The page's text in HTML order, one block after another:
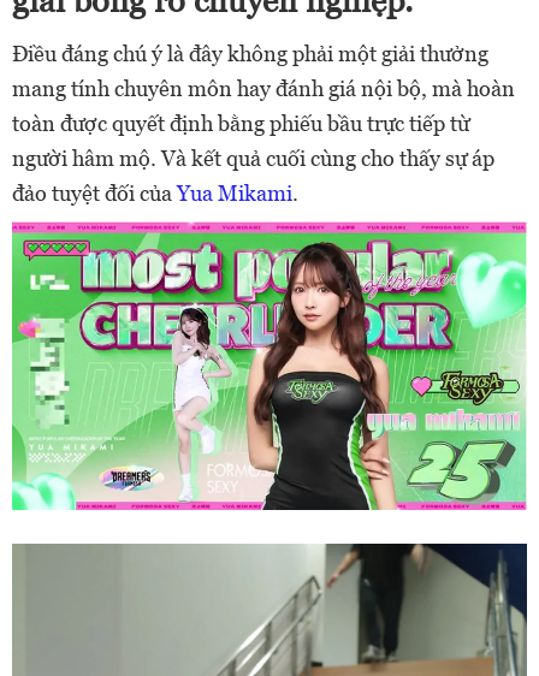
Điều đáng chú ý là đây không phải một giải thưởng
mang tính chuyên môn hay đánh giá nội bộ, mà hoàn
toàn được quyết định bằng phiếu bầu trực tiếp từ
người hâm mộ. Và kết quả cuối cùng cho thấy sự áp
đảo tuyệt đối củaYua Mikami.